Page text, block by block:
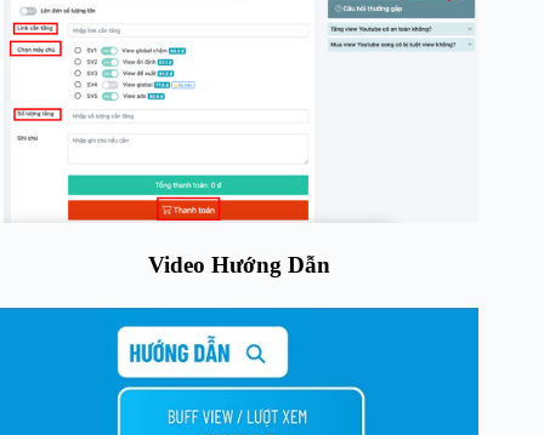
Video Hướng Dẫn